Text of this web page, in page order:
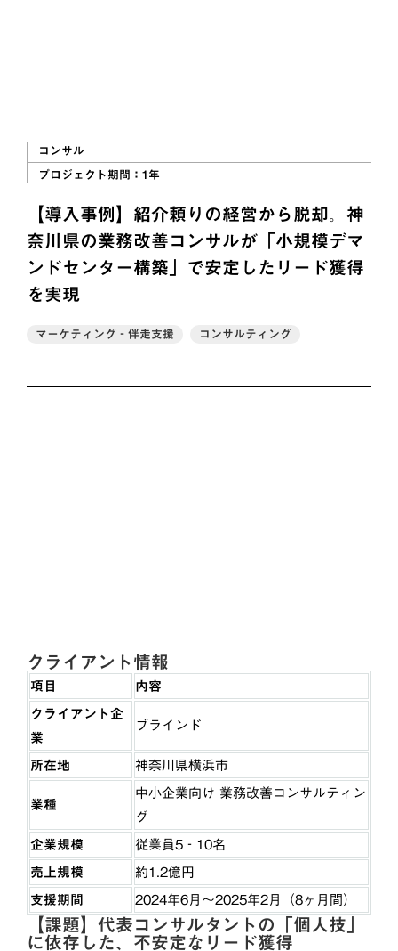
コンサル
プロジェクト期間：1年
【導入事例】紹介頼りの経営から脱却。神
奈川県の業務改善コンサルが「小規模デマ
ンドセンター構築」で安定したリード獲得
を実現
マーケティング‐伴走支援 コンサルティング
クライアント情報
項目
内容
クライアント企
業
ブラインド
所在地
神奈川県横浜市
業種
中小企業向け 業務改善コンサルティン
グ
企業規模
従業員5‐10名
売上規模
約1.2億円
支援期間
2024年6月～2025年2月（8ヶ月間）
【課題】代表コンサルタントの「個人技」
に依存した、不安定なリード獲得